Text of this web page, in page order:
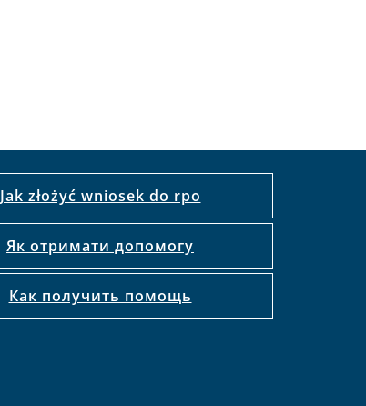
Jak złożyć wniosek do rpo
Як отримати допомогу
Как получить помощь